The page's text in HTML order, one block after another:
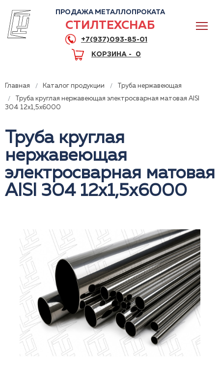
+7(937)093-85-01
Горячая линия Волгоград
ПРОДАЖА МЕТАЛЛОПРОКАТА
СТИЛТЕХСНАБ
+7(937)093-85-01
КОРЗИНА - 0
Главная Каталог продукции
Труба нержавеющая
Труба круглая нержавеющая электросварная матовая AISI
304 12х1,5х6000
Труба круглая
нержавеющая
электросварная матовая
AISI 304 12х1,5х6000